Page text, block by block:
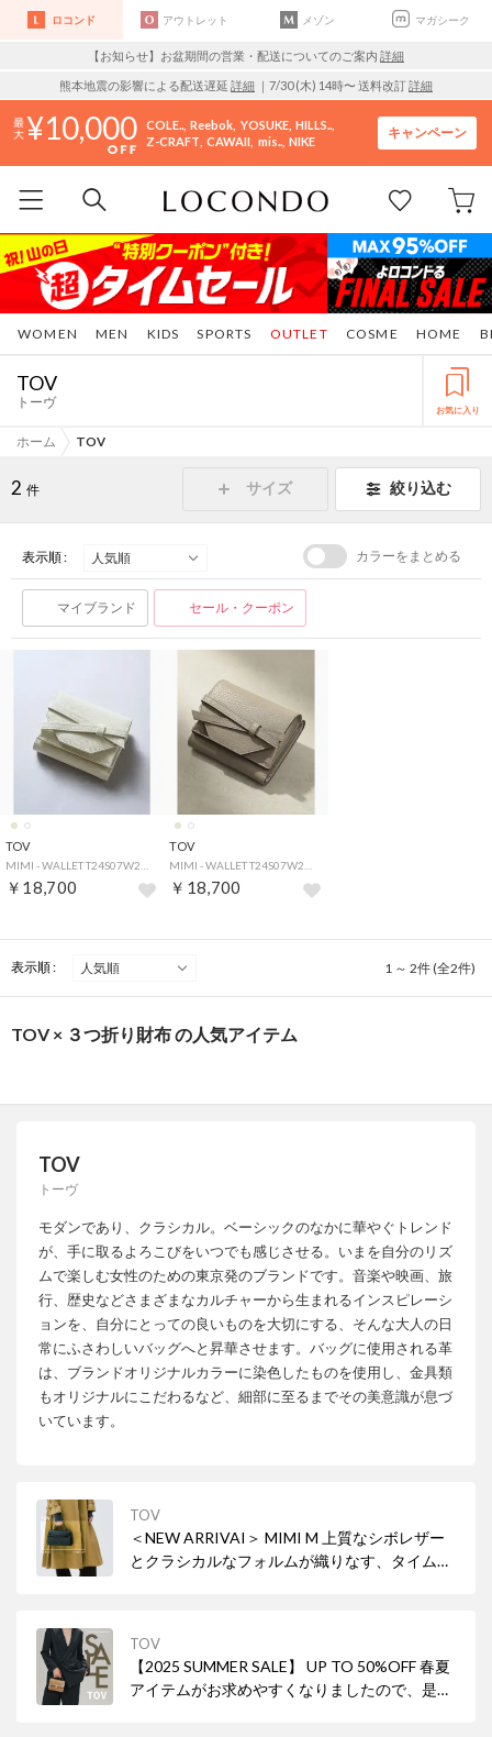
ロコンド アウトレット メゾン マガシーク
【お知らせ】お盆期間の営業・配送についてのご案内 詳細
熊本地震の影響による配送遅延 詳細 ｜7/30 (木) 14時〜 送料改訂詳細
10,000 COLE.. Reebok YOSUKE HILLS..
Z-CRAFT CAWAII mis.. NIKE
キャンペーン
WOMEN MEN KIDS SPORTS COSME HOME
OUTLET
TOV
トーヴ お気に入り
ホーム TOV
2 件 サイズ 絞り込む
表示順 : カラーをまとめる
マイブランド セール・クーポン
TOV
￥18,700
TOV
￥18,700
表示順 : 1 ～ 2件 (全2件)
TOV × ３つ折り財布 の人気アイテム
TOV
トーヴ
モダンであり、クラシカル。ベーシックのなかに華やぐトレンド
が、手に取るよろこびをいつでも感じさせる。いまを自分のリズ
ムで楽しむ女性のための東京発のブランドです。音楽や映画、旅
行、歴史などさまざまなカルチャーから生まれるインスピレーシ
ョンを、自分にとっての良いものを大切にする、そんな大人の日
常にふさわしいバッグへと昇華させます。バッグに使用される革
は、ブランドオリジナルカラーに染色したものを使用し、金具類
もオリジナルにこだわるなど、細部に至るまでその美意識が息づ
いています。
TOV
＜NEW ARRIVAI＞ MIMI M 上質なシボレザー
とクラシカルなフォルムが織りなす、タイムレ
TOV
【2025 SUMMER SALE】 UP TO 50%OFF 春夏
アイテムがお求めやすくなりましたので、是非